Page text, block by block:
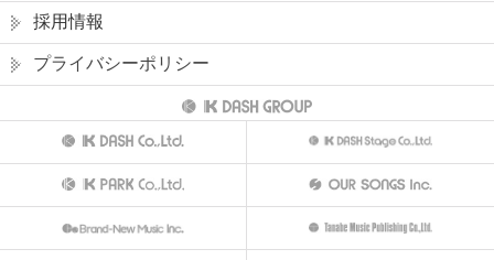
採用情報
プライバシーポリシー